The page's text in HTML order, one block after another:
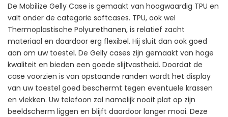
De Mobilize Gelly Case is gemaakt van hoogwaardig TPU en
valt onder de categorie softcases. TPU, ook wel
Thermoplastische Polyurethanen, is relatief zacht
materiaal en daardoor erg flexibel. Hij sluit dan ook goed
aan om uw toestel. De Gelly cases zijn gemaakt van hoge
kwaliteit en bieden een goede slijtvastheid. Doordat de
case voorzien is van opstaande randen wordt het display
van uw toestel goed beschermt tegen eventuele krassen
en vlekken. Uw telefoon zal namelijk nooit plat op zijn
beeldscherm liggen en blijft daardoor langer mooi. Deze